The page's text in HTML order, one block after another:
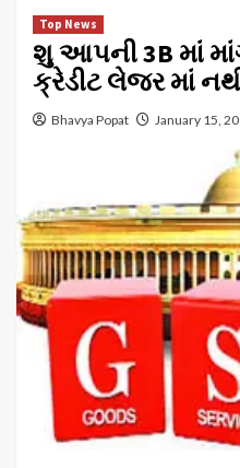
Top News
શુ આપની 3B માં
ક્રેડીટ લેજર માં નથી
Bhavya Popat January 15,